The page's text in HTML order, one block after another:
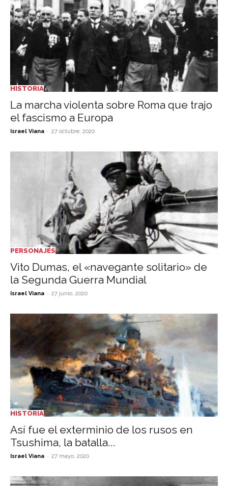
HISTORIA
La marcha violenta sobre Roma que trajo
el fascismo a Europa
Israel Viana - 27 octubre, 2020
PERSONAJES
Vito Dumas, el «navegante solitario» de
la Segunda Guerra Mundial
Israel Viana - 27 junio, 2020
HISTORIA
Así fue el exterminio de los rusos en
Tsushima, la batalla...
Israel Viana - 27 mayo, 2020